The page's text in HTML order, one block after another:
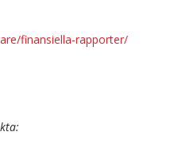
finansiella-rapporter/